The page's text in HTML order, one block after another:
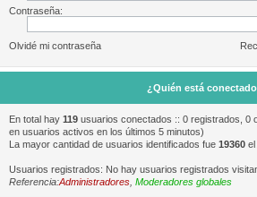
Contraseña:
Olvidé mi contraseña
¿Quién está
En total hay 119 usuarios conectados :: 0 registrados, 0
en usuarios activos en los últimos 5 minutos)
La mayor cantidad de usuarios identificados fue 19360 el
Usuarios registrados: No hay usuarios registrados
Referencia:Administradores Moderadores globales